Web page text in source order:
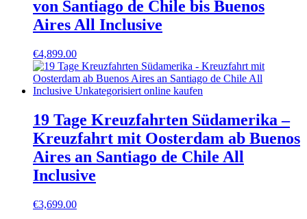
von Santiago de Chile bis Buenos
Aires All Inclusive
€4,899.00
19 Tage Kreuzfahrten Südamerika –
Kreuzfahrt mit Oosterdam ab Buenos
Aires an Santiago de Chile All
Inclusive
€3,699.00